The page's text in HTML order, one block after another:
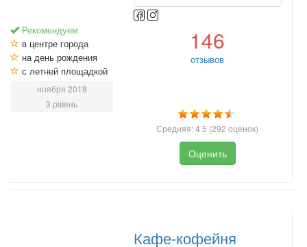
Рекомендуем
в центре города
на день рождения
с летней площадкой
ноября 2018
3 рівень
146
отзывов
Средняя:4.5 (292 оценок)
Оценить
Кафе-кофейня